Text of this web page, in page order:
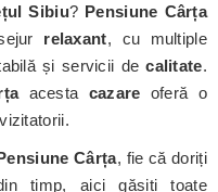
Sibiu? Pensiune Cârța
relaxant, cu multiple
și servicii decalitate.
acesta cazare oferă o
Cârța, fie că doriți
timp, aici găsiți toate